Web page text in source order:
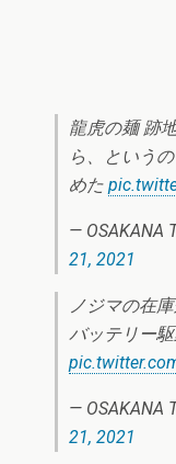
龍虎の麺 跡
ら、という
めた
— OSAKANA
21, 2021
ノジマの在
バッテリー
— OSAKANA
21, 2021